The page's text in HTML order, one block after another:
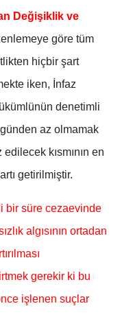
Değişiklik ve
göre tüm
hiçbir şart
iken, İnfaz
denetimli
az olmamak
kısmının en
getirilmiştir.
bir süre cezaevinde
algısının ortadan
gerekir ki bu
işlenen suçlar